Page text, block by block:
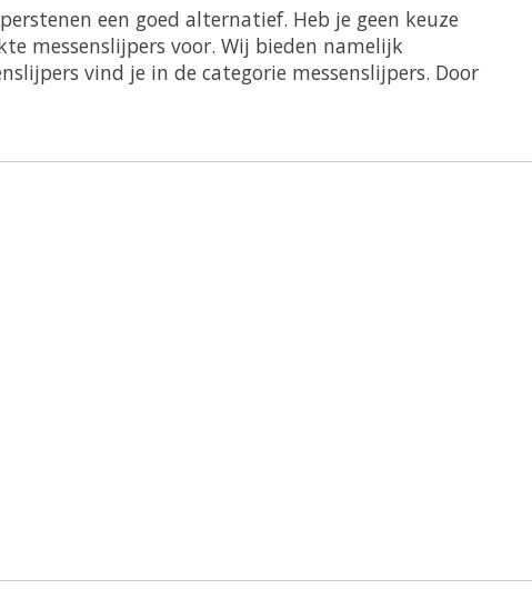
een goed alternatief. Heb je geen keuze
messenslijpers voor. Wij bieden namelijk
vind je in de categorie messenslijpers. Door